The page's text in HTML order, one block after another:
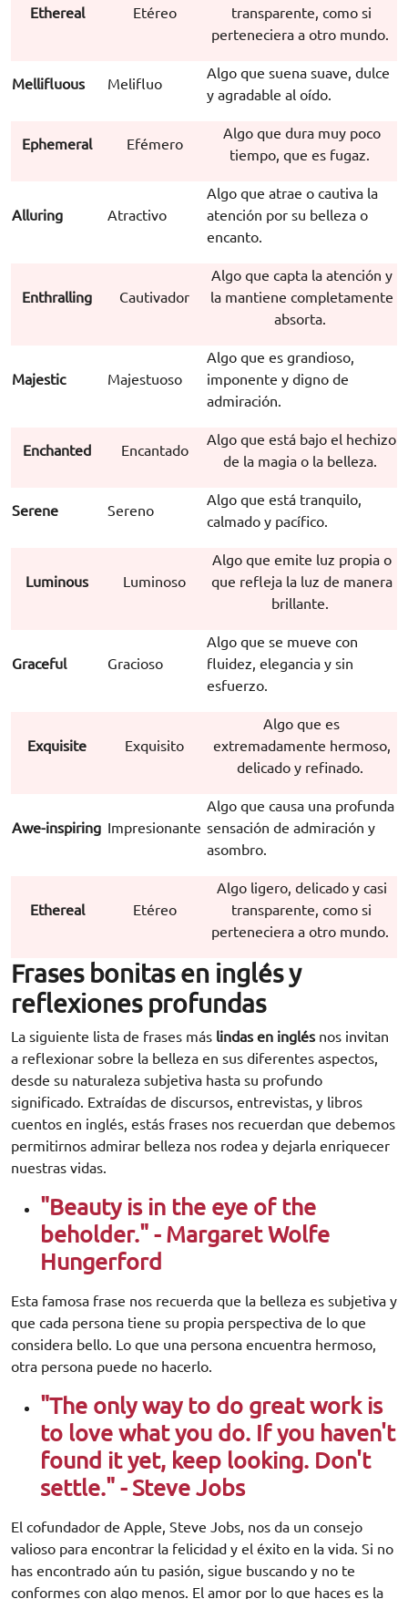
Ethereal Etéreo
transparente, como si
perteneciera a otro mundo.
Mellifluous Melifluo
Algo que suena suave, dulce
y agradable al oído.
Ephemeral Efémero
Algo que dura muy poco
tiempo, que es fugaz.
Alluring Atractivo
Algo que atrae o cautiva la
atención por su belleza o
encanto.
Enthralling Cautivador
Algo que capta la atención y
la mantiene completamente
absorta.
Majestic Majestuoso
Algo que es grandioso,
imponente y digno de
admiración.
Enchanted Encantado
Algo que está bajo el hechizo
de la magia o la belleza.
Serene Sereno
Algo que está tranquilo,
calmado y pacífico.
Luminous Luminoso
Algo que emite luz propia o
que refleja la luz de manera
brillante.
Graceful Gracioso
Algo que se mueve con
fluidez, elegancia y sin
esfuerzo.
Exquisite Exquisito
Algo que es
extremadamente hermoso,
delicado y refinado.
Awe-inspiring Impresionante
Algo que causa una profunda
sensación de admiración y
asombro.
Ethereal Etéreo
Algo ligero, delicado y casi
transparente, como si
perteneciera a otro mundo.
Frases bonitas en inglés y
reflexiones profundas
La siguiente lista de frases más lindas en inglés nos invitan
a reflexionar sobre la belleza en sus diferentes aspectos,
desde su naturaleza subjetiva hasta su profundo
significado. Extraídas de discursos, entrevistas, y libros
cuentos en inglés, estás frases nos recuerdan que debemos
permitirnos admirar belleza nos rodea y dejarla enriquecer
nuestras vidas.
"Beauty is in the eye of the
beholder." - Margaret Wolfe
Hungerford
Esta famosa frase nos recuerda que la belleza es subjetiva y
que cada persona tiene su propia perspectiva de lo que
considera bello. Lo que una persona encuentra hermoso,
otra persona puede no hacerlo.
"The only way to do great work is
to love what you do. If you haven't
found it yet, keep looking. Don't
settle." - Steve Jobs
El cofundador de Apple, Steve Jobs, nos da un consejo
valioso para encontrar la felicidad y el éxito en la vida. Si no
has encontrado aún tu pasión, sigue buscando y no te
conformes con algo menos. El amor por lo que haces es la